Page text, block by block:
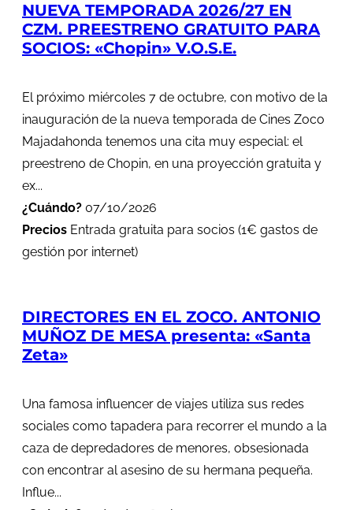
NUEVA TEMPORADA 2026/27 EN
CZM. PREESTRENO GRATUITO PARA
SOCIOS: «Chopin» V.O.S.E.
El próximo miércoles 7 de octubre, con motivo de la
inauguración de la nueva temporada de Cines Zoco
Majadahonda tenemos una cita muy especial: el
preestreno de Chopin, en una proyección gratuita y
ex...
¿Cuándo? 07/10/2026
Precios Entrada gratuita para socios (1€ gastos de
gestión por internet)
DIRECTORES EN EL ZOCO. ANTONIO
MUÑOZ DE MESA presenta: «Santa
Zeta»
Una famosa influencer de viajes utiliza sus redes
sociales como tapadera para recorrer el mundo a la
caza de depredadores de menores, obsesionada
con encontrar al asesino de su hermana pequeña.
Influe...